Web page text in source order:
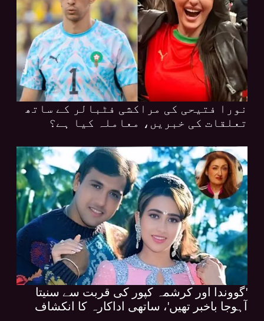
نورا فتیحی کی مراکشی فٹبالر کے ساتھ
تعلقات کی خبریں، معاملہ کیا ہے؟
'گووندا اور کرشمہ کپور کی قربت سے سنیتا
آہوجا باخبر تھیں'، ساتھی اداکارہ کا انکشاف